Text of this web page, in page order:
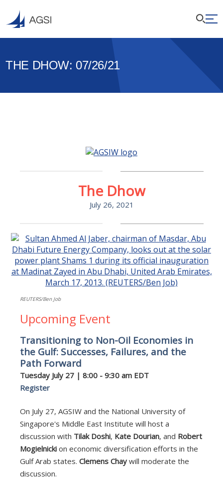
THE DHOW: 07/26/21
The Dhow
July 26, 2021
REUTERS/Ben Job
Upcoming Event
Transitioning to Non-Oil Economies in
the Gulf: Successes, Failures, and the
Path Forward
Tuesday July 27 | 8:00 - 9:30 am EDT
Register
On July 27, AGSIW and the National University of
Singapore's Middle East Institute will host a
discussion with Tilak Doshi, Kate Dourian, and Robert
Mogielnickion economic diversification efforts in the
Gulf Arab states. Clemens Chaywill moderate the
discussion.